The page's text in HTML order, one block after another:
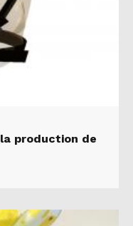
production de